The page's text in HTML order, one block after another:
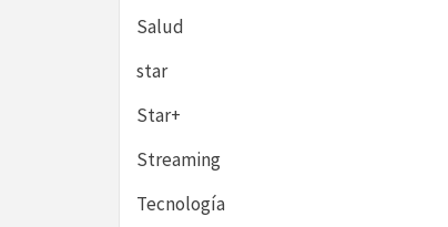
Salud
star
Star+
Streaming
Tecnología